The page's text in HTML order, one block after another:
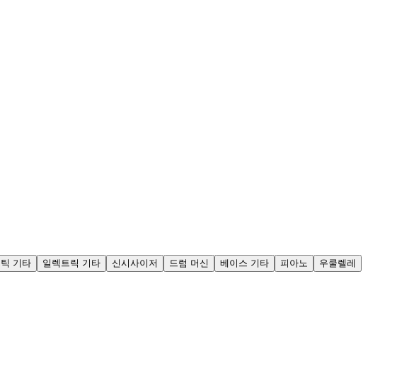
기타 일렉트릭 기타 신시사이저 드럼 머신 베이스 기타 피아노
우쿨렐레